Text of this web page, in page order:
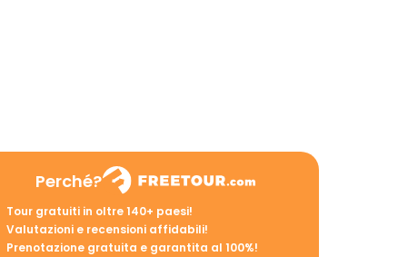
Perché?
Tour gratuiti in oltre 140+ paesi!
Valutazioni e recensioni affidabili!
Prenotazione gratuita e garantita al 100%!